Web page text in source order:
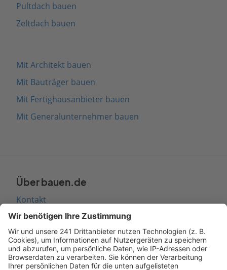
Pultdach bauen
Zeltdach bauen
Mit Architekt bauen
Mit Bauträger bauen
Mit Fertighausanbieter bauen
Mit Generalunternehmer bauen
Über bauen.de
Kontakt
Seitenaufbau
Barrierefreiheit
Cookie Einstellungen